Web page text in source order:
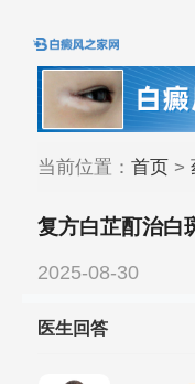
当前位置： 首页>
复方白芷酊治白
2025-08-30
医生回答